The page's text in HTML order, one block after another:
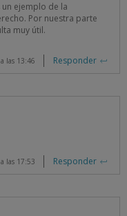
las 13:46
ejemplo de la
Por nuestra parte
muy útil.
Responder
las 17:53
Responder